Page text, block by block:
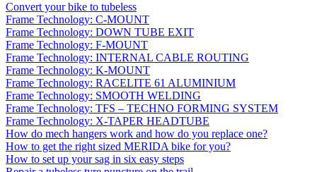
Convert your bike to tubeless
Frame Technology: C-MOUNT
Frame Technology: DOWN TUBE EXIT
Frame Technology: F-MOUNT
Frame Technology: INTERNAL CABLE ROUTING
Frame Technology: K-MOUNT
Frame Technology: RACELITE 61 ALUMINIUM
Frame Technology: SMOOTH WELDING
Frame Technology: TFS – TECHNO FORMING SYSTEM
Frame Technology: X-TAPER HEADTUBE
How do mech hangers work and how do you replace one?
How to get the right sized MERIDA bike for you?
How to set up your sag in six easy steps